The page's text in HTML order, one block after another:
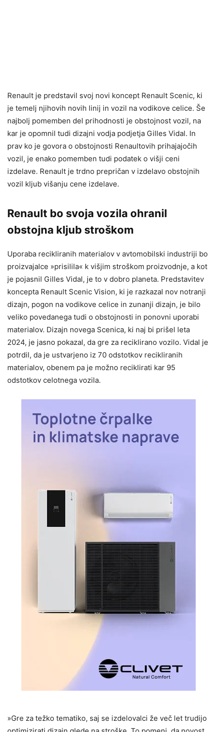
Renault je predstavil svoj novi koncept Renault Scenic, ki
je temelj njihovih novih linij in vozil na vodikove celice. Še
najbolj pomemben del prihodnosti je obstojnost vozil, na
kar je opomnil tudi dizajni vodja podjetja Gilles Vidal. In
prav ko je govora o obstojnosti Renaultovih prihajajočih
vozil, je enako pomemben tudi podatek o višji ceni
izdelave. Renault je trdno prepričan v izdelavo obstojnih
vozil kljub višanju cene izdelave.
Renault bo svoja vozila ohranil
obstojna kljub stroškom
Uporaba recikliranih materialov v avtomobilski industriji bo
proizvajalce »prisilila« k višjim stroškom proizvodnje, a kot
je pojasnil Gilles Vidal, je to v dobro planeta. Predstavitev
koncepta Renault Scenic Vision, ki je razkazal nov notranji
dizajn, pogon na vodikove celice in zunanji dizajn, je bilo
veliko povedanega tudi o obstojnosti in ponovni uporabi
materialov. Dizajn novega Scenica, ki naj bi prišel leta
2024, je jasno pokazal, da gre za reciklirano vozilo. Vidal je
potrdil, da je ustvarjeno iz 70 odstotkov recikliranih
materialov, obenem pa je možno reciklirati kar 95
odstotkov celotnega vozila.
»Gre za težko tematiko, saj se izdelovalci že več let trudijo